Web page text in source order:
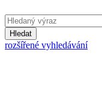
Hledat
rozšířené vyhledávání